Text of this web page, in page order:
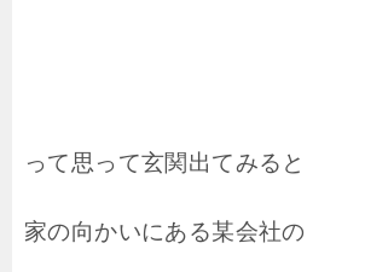
って思って玄関出てみると
家の向かいにある某会社の